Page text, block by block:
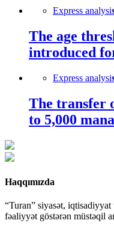
Express
The age
introduced
Express
The transfer
to 5,000
Haqqımızda
“Turan” siyasət, iqtisadiyyat
fəaliyyət göstərən müstəqil